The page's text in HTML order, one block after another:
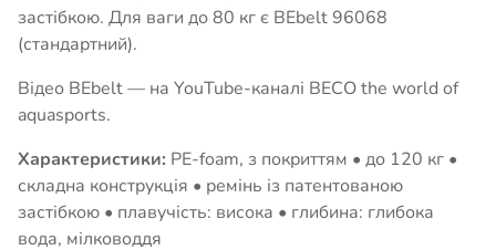
застібкою. Для ваги до 80 кг є BEbelt 96068
(стандартний).
Відео BEbelt — на YouTube-каналі BECO the world of
aquasports.
Характеристики: PE-foam, з покриттям • до 120 кг •
складна конструкція • ремінь із патентованою
застібкою • плавучість: висока • глибина: глибока
вода, мілководдя